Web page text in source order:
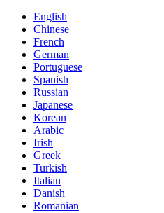
English
Chinese
French
German
Portuguese
Spanish
Russian
Japanese
Korean
Arabic
Irish
Greek
Turkish
Italian
Danish
Romanian